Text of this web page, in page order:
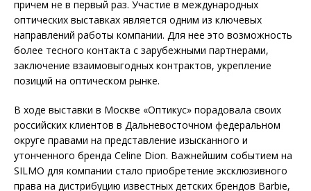
причем не в первый раз. Участие в международных
оптических выставках является одним из ключевых
направлений работы компании. Для нее это возможность
более тесного контакта с зарубежными партнерами,
заключение взаимовыгодных контрактов, укрепление
позиций на оптическом рынке.
В ходе выставки в Москве «Оптикус» порадовала своих
российских клиентов в Дальневосточном федеральном
округе правами на представление изысканного и
утонченного бренда Celine Dion. Важнейшим событием на
SILMO для компании стало приобретение эксклюзивного
права на дистрибуцию известных детских брендов Barbie,